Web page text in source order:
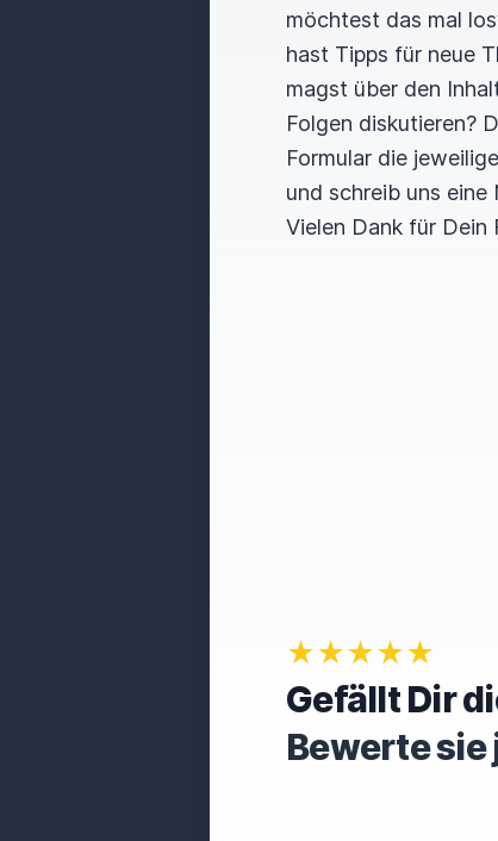
möchtest das mal
hast Tipps für neue
magst über den
Folgen diskutieren?
Formular die
und schreib uns eine
Vielen Dank für Dein
★★★★★
Gefällt Dir
Bewerte